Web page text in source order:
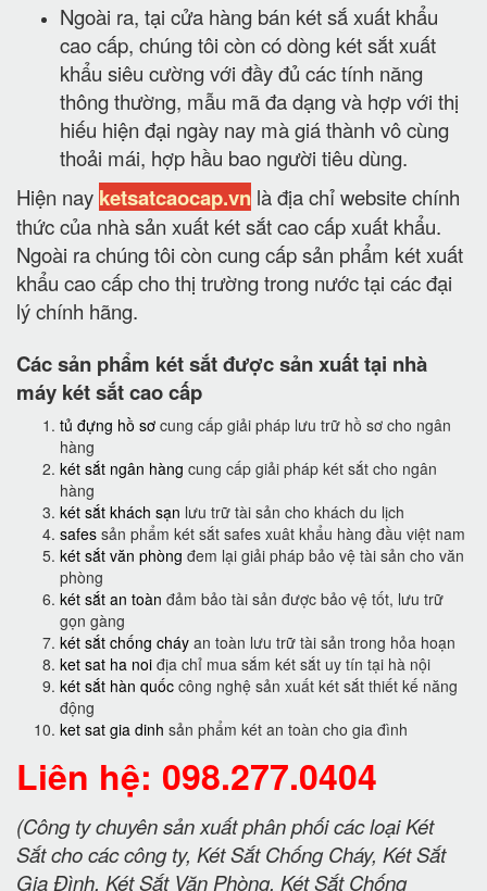
Ngoài ra, tại cửa hàng bán két sắ xuất khẩu
cao cấp, chúng tôi còn có dòng két sắt xuất
khẩu siêu cường với đầy đủ các tính năng
thông thường, mẫu mã đa dạng và hợp với thị
hiếu hiện đại ngày nay mà giá thành vô cùng
thoải mái, hợp hầu bao người tiêu dùng.
Hiện nay ketsatcaocap.vn là địa chỉ website chính
thức của nhà sản xuất két sắt cao cấp xuất khẩu.
Ngoài ra chúng tôi còn cung cấp sản phẩm két xuất
khẩu cao cấp cho thị trường trong nước tại các đại
lý chính hãng.
Các sản phẩm két sắt được sản xuất tại nhà
máy két sắt cao cấp
tủ đựng hồ sơ cung cấp giải pháp lưu trữ hồ sơ cho ngân
hàng
két sắt ngân hàng cung cấp giải pháp két sắt cho ngân
hàng
két sắt khách sạn lưu trữ tài sản cho khách du lịch
safes sản phẩm két sắt safes xuât khẩu hàng đầu việt nam
két sắt văn phòng đem lại giải pháp bảo vệ tài sản cho văn
phòng
két sắt an toàn đảm bảo tài sản được bảo vệ tốt, lưu trữ
gọn gàng
két sắt chống cháy an toàn lưu trữ tài sản trong hỏa hoạn
ket sat ha noi địa chỉ mua sắm két sắt uy tín tại hà nội
két sắt hàn quốc công nghệ sản xuất két sắt thiết kế năng
động
ket sat gia dinh sản phẩm két an toàn cho gia đình
Liên hệ: 098.277.0404
(Công ty chuyên sản xuất phân phối các loại Két
Sắt cho các công ty, Két Sắt Chống Cháy, Két Sắt
Gia Đình, Két Sắt Văn Phòng, Két Sắt Chống